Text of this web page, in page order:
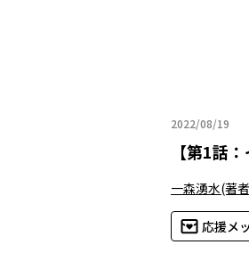
2022/08/19
2022年08月
【第1話：
一森湧水(著
応援メ